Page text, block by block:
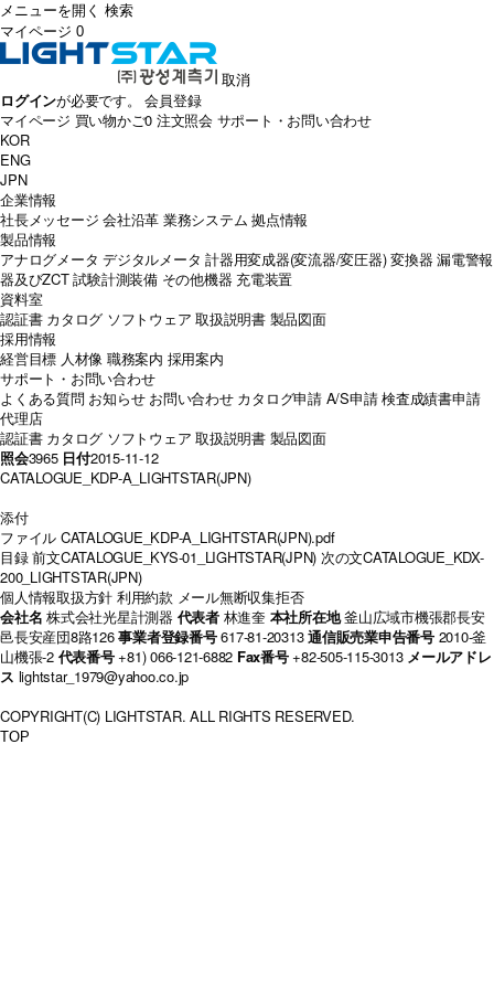
メニューを開く 検索
マイページ 0
取消
ログインが必要です。
会員登録
マイページ 買い物かご0 注文照会 サポート・お問い合わせ
KOR
ENG
JPN
企業情報
社長メッセージ 会社沿革 業務システム 拠点情報
製品情報
アナログメータ デジタルメータ 計器用変成器(変流器/変圧器)変換器 漏電警報
器及びZCT試験計測装備 その他機器 充電装置
資料室
認証書 カタログ ソフトウェア 取扱説明書 製品図面
採用情報
経営目標 人材像 職務案内 採用案内
サポート・お問い合わせ
よくある質問 お知らせ お問い合わせ カタログ申請 A/S申請検査成績書申請
代理店
認証書 カタログ ソフトウェア 取扱説明書 製品図面
照会3965 日付2015-11-12
CATALOGUE_KDP-A_LIGHTSTAR(JPN)
添付
ファイル CATALOGUE_KDP-A_LIGHTSTAR(JPN).pdf
目録前文CATALOGUE_KYS-01_LIGHTSTAR(JPN) 次の文CATALOGUE_KDX-
200_LIGHTSTAR(JPN)
個人情報取扱方針 利用約款 メール無断収集拒否
会社名 株式会社光星計測器 代表者林進奎 本社所在地釜山広域市機張郡長安
邑長安産団8路126事業者登録番号617-81-20313通信販売業申告番号2010-釜
山機張-2 代表番号+81) 066-121-6882 Fax番号+82-505-115-3013 メールアドレ
ス lightstar_1979@yahoo.co.jp
COPYRIGHT(C) LIGHTSTAR. ALL RIGHTS RESERVED.
TOP